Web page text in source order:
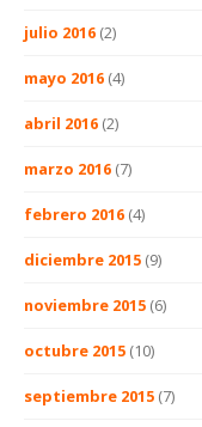
julio 2016 (2)
mayo 2016 (4)
abril 2016 (2)
marzo 2016 (7)
febrero 2016 (4)
diciembre 2015 (9)
noviembre 2015 (6)
octubre 2015 (10)
septiembre 2015 (7)